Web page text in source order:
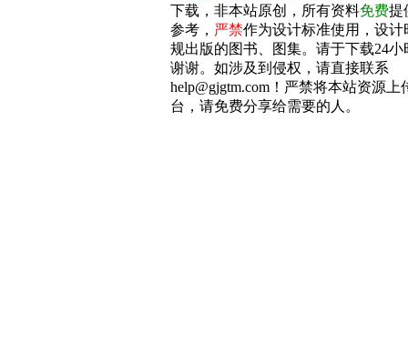
下载，非本站原创，所有资料免费提
参考， 严禁作为设计标准使用，设计
规出版的图书、图集。请于下载24
谢谢。如涉及到侵权，请直接联系
help@gjgtm.com！严禁将本站资源上
台，请免费分享给需要的人。